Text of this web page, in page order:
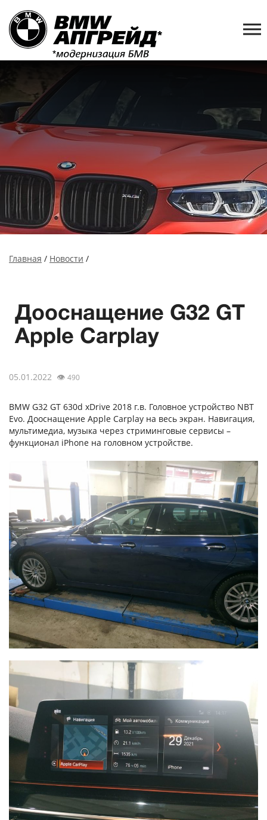
Главная / Новости /
Дооснащение G32 GT
Apple Carplay
05.01.2022 👁 490
BMW G32 GT 630d xDrive 2018 г.в. Головное устройство NBT
Evo. Дооснащение Apple Carplay на весь экран. Навигация,
мультимедиа, музыка через стриминговые сервисы –
функционал iPhone на головном устройстве.